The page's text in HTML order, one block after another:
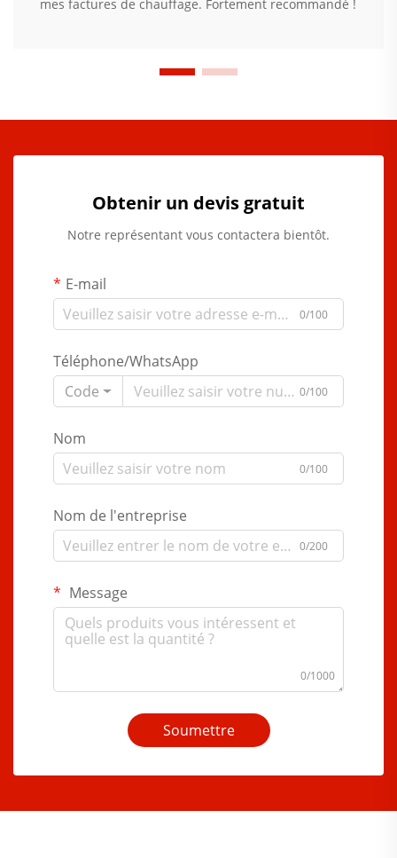
mes factures de chauffage. Fortement recommandé !
Obtenir un devis gratuit
Notre représentant vous contactera bientôt.
E-mail
0/100
Téléphone/WhatsApp
Code
0/100
Nom
0/100
Nom de l'entreprise
0/200
Message
0/1000
Soumettre